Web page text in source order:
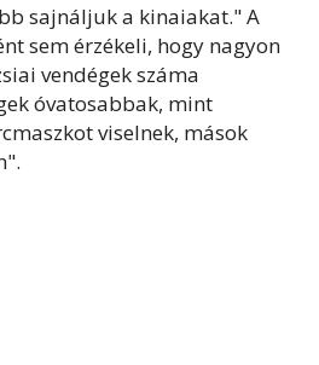
sajnáljuk a kinaiakat." A
sem érzékeli, hogy nagyon
vendégek száma
óvatosabbak, mint
viselnek, mások